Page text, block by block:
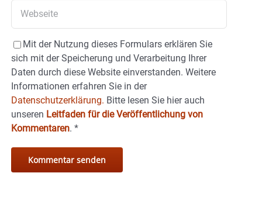
Mit der Nutzung dieses Formulars erklären Sie
sich mit der Speicherung und Verarbeitung Ihrer
Daten durch diese Website einverstanden. Weitere
Informationen erfahren Sie in der
Datenschutzerklärung. Bitte lesen Sie hier auch
unseren Leitfaden für die Veröffentlichung von
Kommentaren. *